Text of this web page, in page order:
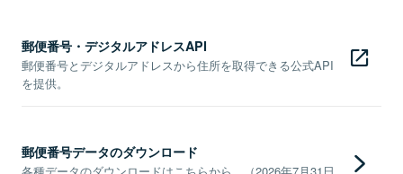
郵便番号・デジタルアドレスAPI
郵便番号とデジタルアドレスから住所を取得できる公式API
を提供。
郵便番号データのダウンロード